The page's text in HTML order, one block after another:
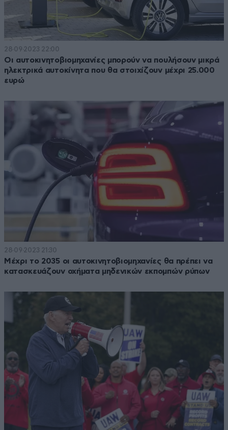
28·09·2023 22:00
Οι αυτοκινητοβιομηχανίες μπορούν να πουλήσουν μικρά
ηλεκτρικά αυτοκίνητα που θα στοιχίζουν μέχρι 25.000
ευρώ
28·09·2023 21:30
Μέχρι το 2035 οι αυτοκινητοβιομηχανίες θα πρέπει να
κατασκευάζουν οχήματα μηδενικών εκπομπών ρύπων